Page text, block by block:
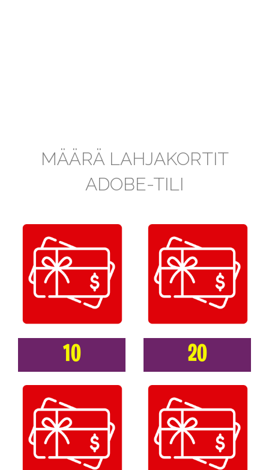
MÄÄRÄ LAHJAKORTIT
ADOBE-TILI
10 20